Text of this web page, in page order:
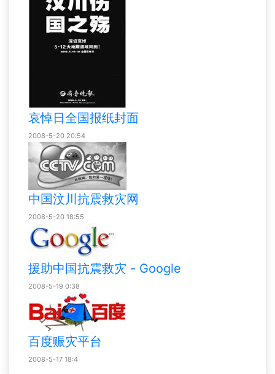
哀悼日全国报纸封面
2008-5-20 20:54
中国汶川抗震救灾网
2008-5-20 18:55
援助中国抗震救灾 - Google
2008-5-19 0:38
百度赈灾平台
2008-5-17 18:4